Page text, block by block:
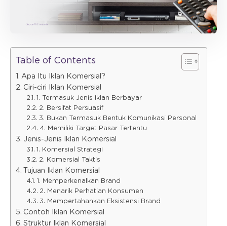
Table of Contents
Apa Itu Iklan Komersial?
Ciri-ciri Iklan Komersial
1. Termasuk Jenis Iklan Berbayar
2. Bersifat Persuasif
3. Bukan Termasuk Bentuk Komunikasi Personal
4. Memiliki Target Pasar Tertentu
Jenis-Jenis Iklan Komersial
1. Komersial Strategi
2. Komersial Taktis
Tujuan Iklan Komersial
1. Memperkenalkan Brand
2. Menarik Perhatian Konsumen
3. Mempertahankan Eksistensi Brand
Contoh Iklan Komersial
Struktur Iklan Komersial